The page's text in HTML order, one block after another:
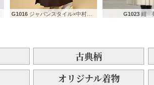
G1016 ジャパンスタイル×中村里砂 ベージュ 捻じれ梅 G1023 紺
古典柄
オリジナル着物